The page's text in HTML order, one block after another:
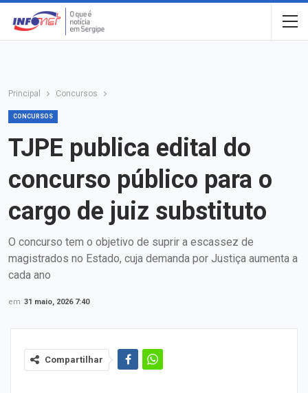
Principal Concursos
CONCURSOS
TJPE publica edital do
concurso público para o
cargo de juiz substituto
O concurso tem o objetivo de suprir a escassez de
magistrados no Estado, cuja demanda por Justiça aumenta a
cada ano
em 31 maio, 2026 7:40
Compartilhar